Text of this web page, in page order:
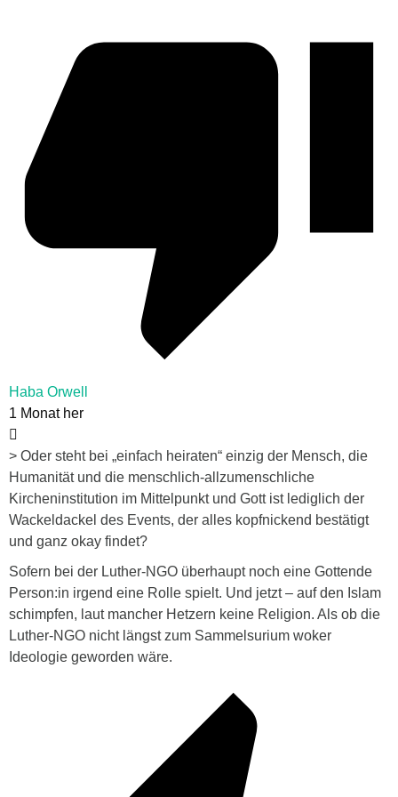
Haba Orwell
1 Monat her
> Oder steht bei „einfach heiraten“ einzig der Mensch, die
Humanität und die menschlich-allzumenschliche
Kircheninstitution im Mittelpunkt und Gott ist lediglich der
Wackeldackel des Events, der alles kopfnickend bestätigt
und ganz okay findet?
Sofern bei der Luther-NGO überhaupt noch eine Gottende
Person:in irgend eine Rolle spielt. Und jetzt – auf den Islam
schimpfen, laut mancher Hetzern keine Religion. Als ob die
Luther-NGO nicht längst zum Sammelsurium woker
Ideologie geworden wäre.